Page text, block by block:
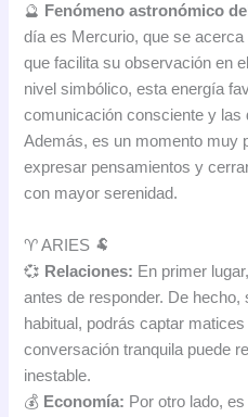
🔮 Fenómeno astronómico
día es Mercurio, que se
que facilita su observación en
nivel simbólico, esta energía
comunicación consciente y las
Además, es un momento muy
expresar pensamientos y
con mayor serenidad.
♈ ARIES 🐏
💞 Relaciones: En primer
antes de responder. De hecho,
habitual, podrás captar
conversación tranquila puede
inestable.
💰 Economía: Por otro lado,